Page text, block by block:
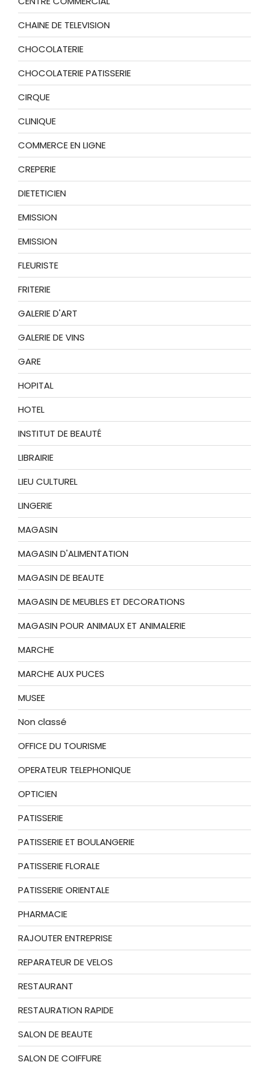
CHAINE DE TELEVISION
CHOCOLATERIE
CHOCOLATERIE PATISSERIE
CIRQUE
CLINIQUE
COMMERCE EN LIGNE
CREPERIE
DIETETICIEN
EMISSION
EMISSION
FLEURISTE
FRITERIE
GALERIE D'ART
GALERIE DE VINS
GARE
HOPITAL
HOTEL
INSTITUT DE BEAUTÉ
LIBRAIRIE
LIEU CULTUREL
LINGERIE
MAGASIN
MAGASIN D'ALIMENTATION
MAGASIN DE BEAUTE
MAGASIN DE MEUBLES ET DECORATIONS
MAGASIN POUR ANIMAUX ET ANIMALERIE
MARCHE
MARCHE AUX PUCES
MUSEE
Non classé
OFFICE DU TOURISME
OPERATEUR TELEPHONIQUE
OPTICIEN
PATISSERIE
PATISSERIE ET BOULANGERIE
PATISSERIE FLORALE
PATISSERIE ORIENTALE
PHARMACIE
RAJOUTER ENTREPRISE
REPARATEUR DE VELOS
RESTAURANT
RESTAURATION RAPIDE
SALON DE BEAUTE
SALON DE COIFFURE